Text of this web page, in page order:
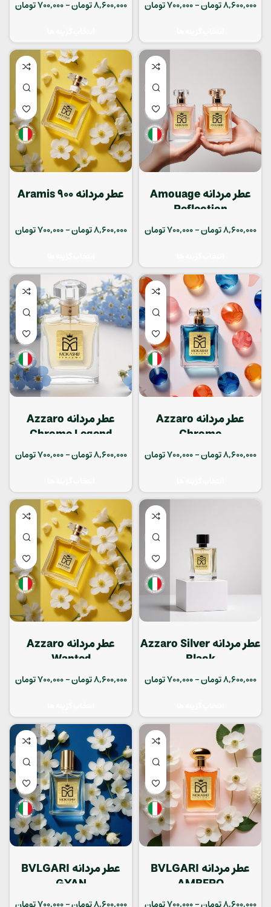
8,600,000تومان–
700,000تومان 8,600,000تومان–
700,000تومان
عطر مردانه Amouage
Reflection
8,600,000تومان–
700,000تومان
عطر مردانه Aramis 900
8,600,000تومان–
700,000تومان
عطر مردانه Azzaro
Chrome
8,600,000تومان–
700,000تومان
عطر مردانه Azzaro
Chrome Legend
8,600,000تومان–
700,000تومان
عطر مردانه Azzaro Silver
Black
8,600,000تومان–
700,000تومان
عطر مردانه Azzaro
Wanted
8,600,000تومان–
700,000تومان
عطر مردانه BVLGARI
AMBERO
عطر مردانه BVLGARI
GYAN